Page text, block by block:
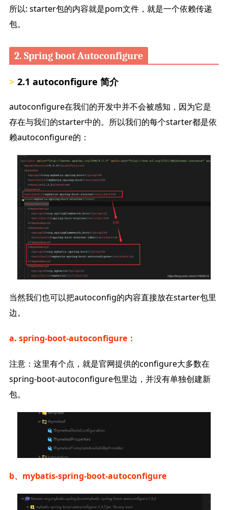
所以: starter包的内容就是pom文件，就是一个依赖传递
包。
2. Spring boot Autoconfigure
2.1 autoconfigure 简介
autoconfigure在我们的开发中并不会被感知，因为它是
存在与我们的starter中的。所以我们的每个starter都是依
赖autoconfigure的：
当然我们也可以把autoconfig的内容直接放在starter包里
边。
a. spring-boot-autoconfigure：
注意：这里有个点，就是官网提供的configure大多数在
spring-boot-autoconfigure包里边，并没有单独创建新
包。
b、mybatis-spring-boot-autoconfigure